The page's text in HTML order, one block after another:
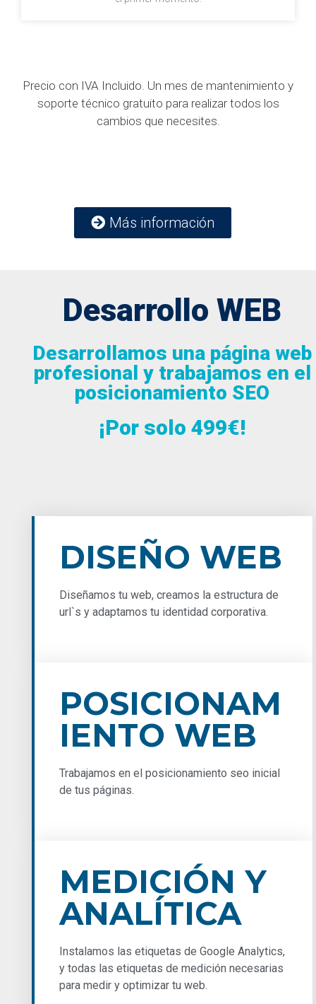
Precio con IVA Incluido. Un mes de mantenimiento y
soporte técnico gratuito para realizar todos los
cambios que necesites.
Más información
Desarrollo WEB
Desarrollamos una página web
profesional y trabajamos en el
posicionamiento SEO
¡Por solo 499€!
DISEÑO WEB
Diseñamos tu web, creamos la estructura de
url`s y adaptamos tu identidad corporativa.
POSICIONAM
IENTO WEB
Trabajamos en el posicionamiento seo inicial
de tus páginas.
MEDICIÓN Y
ANALÍTICA
Instalamos las etiquetas de Google Analytics,
y todas las etiquetas de medición necesarias
para medir y optimizar tu web.